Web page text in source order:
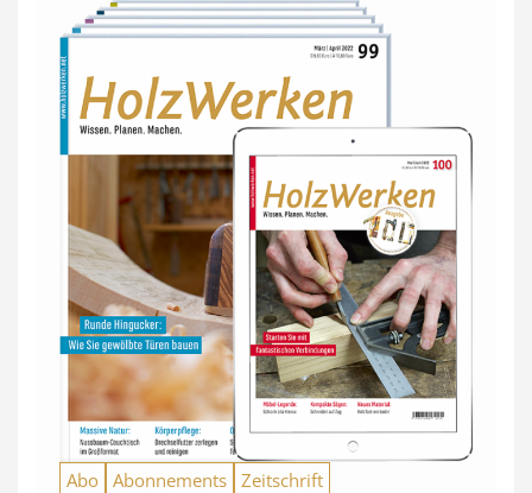
Abo Abonnements Zeitschrift